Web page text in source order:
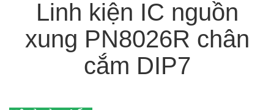
Linh kiện IC nguồn
xung PN8026R chân
cắm DIP7